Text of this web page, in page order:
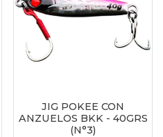
JIG POKEE CON
ANZUELOS BKK - 40GRS
(N°3)